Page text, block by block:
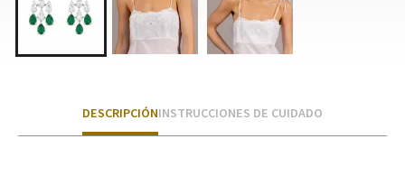
DESCRIPCIÓNINSTRUCCIONES DE CUIDADO